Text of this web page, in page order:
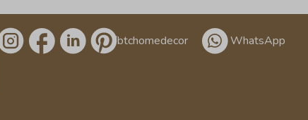
/btchomedecor WhatsApp